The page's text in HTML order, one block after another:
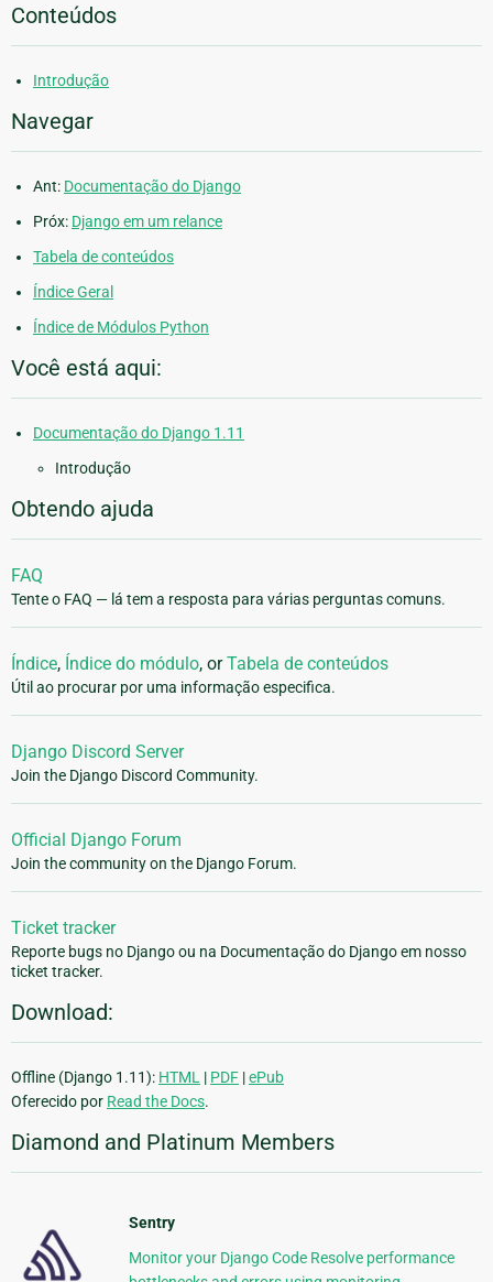
Conteúdos
Introdução
Navegar
Ant: Documentação do Django
Próx: Django em um relance
Tabela de conteúdos
Índice Geral
Índice de Módulos Python
Você está aqui:
Documentação do Django 1.11
Introdução
Obtendo ajuda
FAQ
Tente o FAQ — lá tem a resposta para várias perguntas comuns.
Índice, Índice do módulo, orTabela de conteúdos
Útil ao procurar por uma informação especifica.
Django Discord Server
Join the Django Discord Community.
Official Django Forum
Join the community on the Django Forum.
Ticket tracker
Reporte bugs no Django ou na Documentação do Django em nosso
ticket tracker.
Download:
Offline (Django 1.11): HTML | PDF |ePub
Oferecido por Read the Docs.
Diamond and Platinum Members
Sentry
Monitor your Django Code Resolve performance